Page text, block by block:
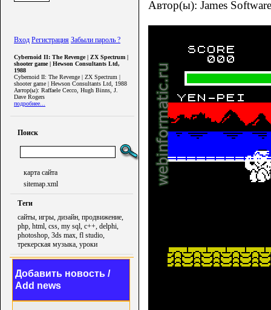
Вход Регистрация Забыли пароль ?
Cybernoid II: The Revenge | ZX Spectrum |
shooter game | Hewson Consultants Ltd,
1988
Cybernoid II: The Revenge | ZX Spectrum |
shooter game | Hewson Consultants Ltd, 1988
Автор(ы): Raffaele Cecco, Hugh Binns, J.
Dave Rogers
подробнее...
Поиск
карта сайта
sitemap.xml
Теги
сайты, игры, дизайн, продвижение,
php, html, css, my sql, c++, delphi,
photoshop, 3ds max, fl studio,
трекерская музыка, уроки
Добавить новость /
Add news
Автор(ы): James